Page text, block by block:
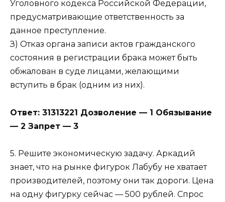
Уголовного кодекса Российской Федерации,
предусматривающие ответственность за
данное преступление.
З) Отказ органа записи актов гражданского
состояния в регистрации брака может быть
обжалован в суде лицами, желающими
вступить в брак (одним из них).
Ответ: 31313221 Дозволение — 1 Обязывание
— 2 Запрет — 3
5. Решите экономическую задачу. Аркадий
знает, что на рынке фигурок Лабубу не хватает
производителей, поэтому они так дороги. Цена
на одну фигурку сейчас — 500 рублей. Спрос